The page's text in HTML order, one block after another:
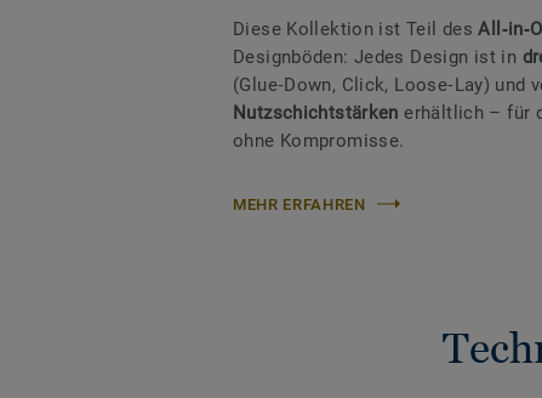
Diese Kollektion ist Teil des
Designböden: Jedes Design ist in
(Glue‑Down, Click, Loose‑Lay) und
Nutzschichtstärken erhältlich – für
ohne Kompromisse.
MEHR ERFAHREN